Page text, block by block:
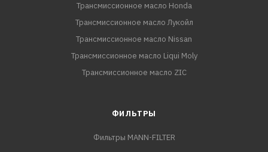
Трансмиссионное масло Honda
Трансмиссионное масло Лукойл
Трансмиссионное масло Nissan
Трансмиссионное масло Liqui Moly
Трансмиссионное масло ZIC
ФИЛЬТРЫ
Фильтры MANN-FILTER